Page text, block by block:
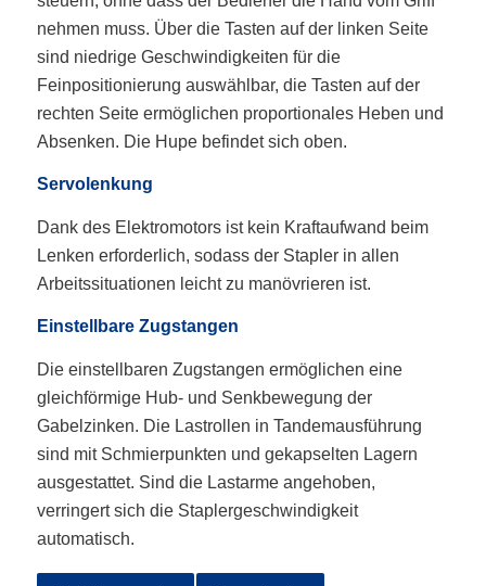
nehmen muss. Über die Tasten auf der linken Seite
sind niedrige Geschwindigkeiten für die
Feinpositionierung auswählbar, die Tasten auf der
rechten Seite ermöglichen proportionales Heben und
Absenken. Die Hupe befindet sich oben.
Servolenkung
Dank des Elektromotors ist kein Kraftaufwand beim
Lenken erforderlich, sodass der Stapler in allen
Arbeitssituationen leicht zu manövrieren ist.
Einstellbare Zugstangen
Die einstellbaren Zugstangen ermöglichen eine
gleichförmige Hub- und Senkbewegung der
Gabelzinken. Die Lastrollen in Tandemausführung
sind mit Schmierpunkten und gekapselten Lagern
ausgestattet. Sind die Lastarme angehoben,
verringert sich die Staplergeschwindigkeit
automatisch.